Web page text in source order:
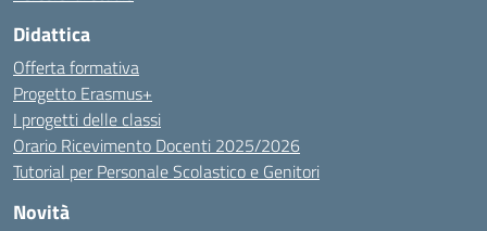
Didattica
Offerta formativa
Progetto Erasmus+
I progetti delle classi
Orario Ricevimento Docenti 2025/2026
Tutorial per Personale Scolastico e Genitori
Novità